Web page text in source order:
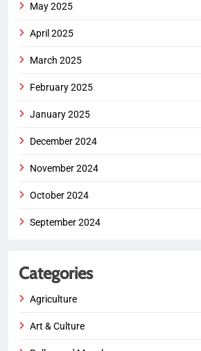
May 2025
April 2025
March 2025
February 2025
January 2025
December 2024
November 2024
October 2024
September 2024
Categories
Agriculture
Art & Culture